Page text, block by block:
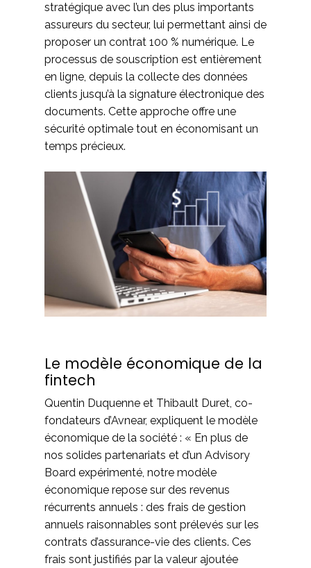
stratégique avec l’un des plus importants
assureurs du secteur, lui permettant ainsi de
proposer un contrat 100 % numérique. Le
processus de souscription est entièrement
en ligne, depuis la collecte des données
clients jusqu’à la signature électronique des
documents. Cette approche offre une
sécurité optimale tout en économisant un
temps précieux.
Le modèle économique de la
fintech
Quentin Duquenne et Thibault Duret, co-
fondateurs d’Avnear, expliquent le modèle
économique de la société : « En plus de
nos solides partenariats et d’un Advisory
Board expérimenté, notre modèle
économique repose sur des revenus
récurrents annuels : des frais de gestion
annuels raisonnables sont prélevés sur les
contrats d’assurance-vie des clients. Ces
frais sont justifiés par la valeur ajoutée